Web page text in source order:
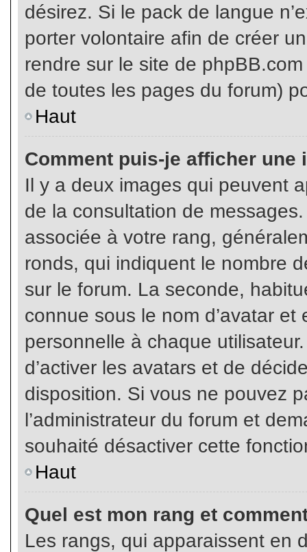
désirez. Si le pack de langue
porter volontaire afin de créer
rendre sur le site de
de toutes les pages du forum)
Haut
Comment puis-je afficher une
Il y a deux images qui peuvent
de la consultation de
associée à votre rang,
ronds, qui indiquent le nombre
sur le forum. La seconde,
connue sous le nom d’avatar
personnelle à chaque
d’activer les avatars et de
disposition. Si vous ne pouvez
l’administrateur du forum et
souhaité désactiver cette
Haut
Quel est mon rang et
Les rangs, qui apparaissent en